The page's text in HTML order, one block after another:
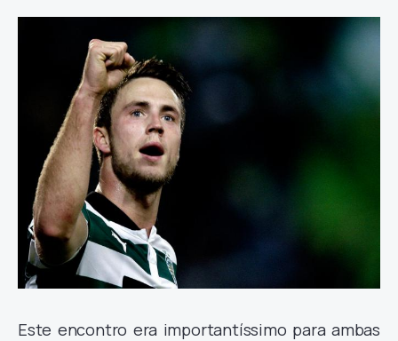
Este encontro era importantíssimo para ambas